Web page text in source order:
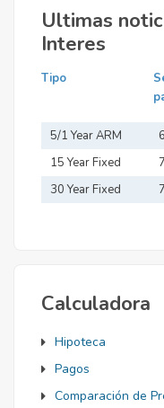
Ultimas
Interes
Tipo
5/1 Year ARM
15 Year Fixed
Mortgage
30 Year Fixed
Calculadora
Hipoteca
Pagos
Comparación de